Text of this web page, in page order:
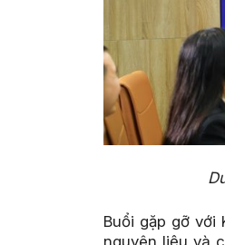
Buổi gặp gỡ với
nguyên liệu và